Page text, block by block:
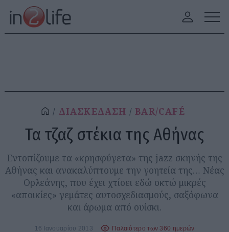
ΔΙΑΣΚΕΔΑΣΗ BAR/CAFÉ
Τα τζαζ στέκια της Αθήνας
Εντοπίζουμε τα «κρησφύγετα» της jazz σκηνής της
Αθήνας και ανακαλύπτουμε την γοητεία της… Νέας
Ορλεάνης, που έχει χτίσει εδώ οκτώ μικρές
«αποικίες» γεμάτες αυτοσχεδιασμούς, σαξόφωνα
και άρωμα από ουίσκι.
16 Ιανουαρίου 2013 Παλαιότερο των 360 ημερών